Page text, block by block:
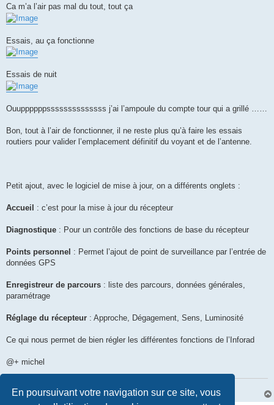
En poursuivant votre navigation sur ce site, vous
Ca m’a l’air pas mal du tout, tout ça
Essais, au ça fonctionne
Essais de nuit
Ouuppppppssssssssssssss j’ai l’ampoule du compte tour qui a grillé ……
Bon, tout à l’air de fonctionner, il ne reste plus qu’à faire les essais
routiers pour valider l’emplacement définitif du voyant et de l’antenne.
Petit ajout, avec le logiciel de mise à jour, on a différents onglets :
Accueil : c’est pour la mise à jour du récepteur
Diagnostique : Pour un contrôle des fonctions de base du récepteur
Points personnel : Permet l’ajout de point de surveillance par l’entrée de
données GPS
Enregistreur de parcours : liste des parcours, données générales,
paramétrage
Réglage du récepteur : Approche, Dégagement, Sens, Luminosité
Ce qui nous permet de bien régler les différentes fonctions de l’Inforad
@+ michel